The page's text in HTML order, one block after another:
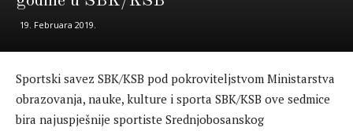
19. Februara 2019.
Sportski savez SBK/KSB pod pokroviteljstvom Ministarstva
obrazovanja, nauke, kulture i sporta SBK/KSB ove sedmice
bira najuspješnije sportiste Srednjobosanskog